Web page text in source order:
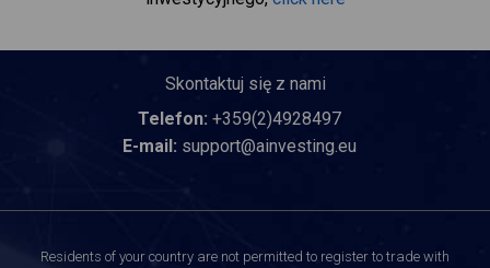
Skontaktuj się z nami
Telefon: +359(2)4928497
E-mail: support@ainvesting.eu
Residents of your country are not permitted to register to trade with